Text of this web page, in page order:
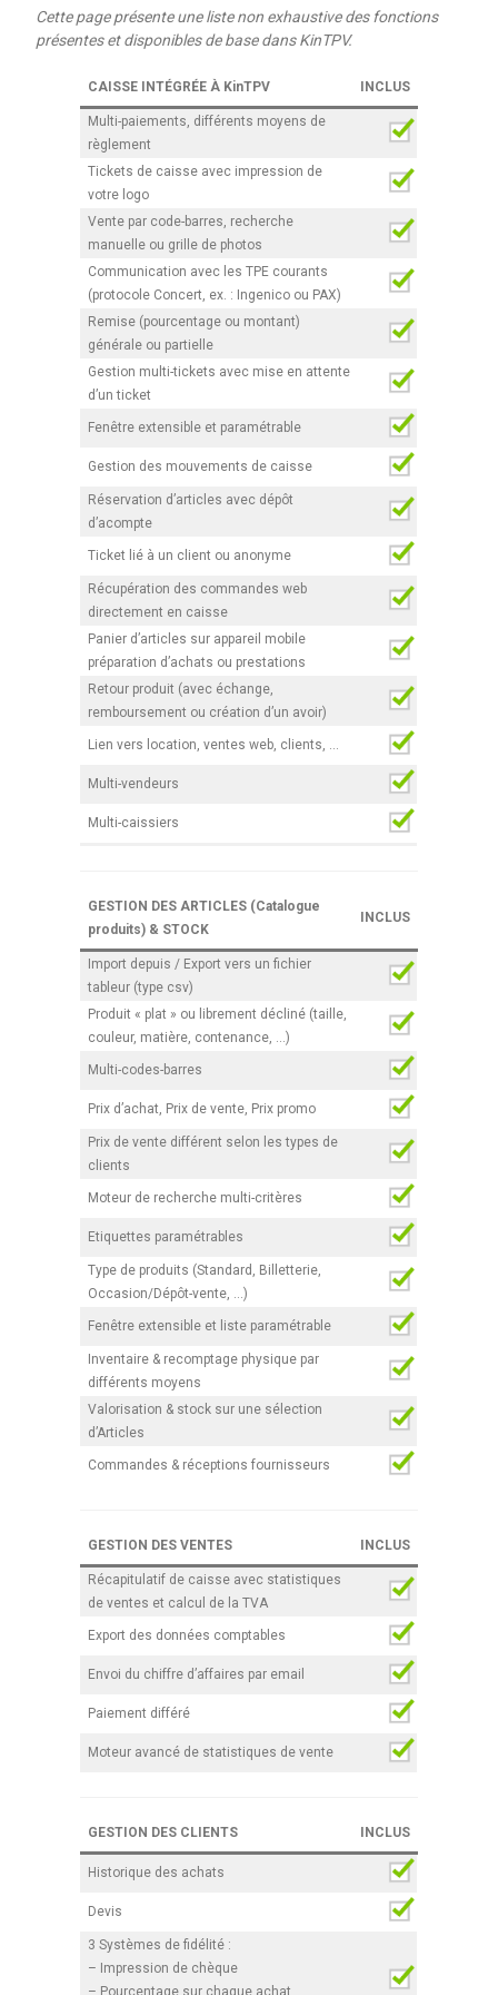
Cette page présente une liste non exhaustive des fonctions
présentes et disponibles de base dans KinTPV.
CAISSE INTÉGRÉE À KinTPV INCLUS
Multi-paiements, différents moyens de
règlement
Tickets de caisse avec impression de
votre logo
Vente par code-barres, recherche
manuelle ou grille de photos
Communication avec les TPE courants
(protocole Concert, ex. : Ingenico ou PAX)
Remise (pourcentage ou montant)
générale ou partielle
Gestion multi-tickets avec mise en attente
d’un ticket
Fenêtre extensible et paramétrable
Gestion des mouvements de caisse
Réservation d’articles avec dépôt
d’acompte
Ticket lié à un client ou anonyme
Récupération des commandes web
directement en caisse
Panier d’articles sur appareil mobile
préparation d’achats ou prestations
Retour produit (avec échange,
remboursement ou création d’un avoir)
Lien vers location, ventes web, clients, …
Multi-vendeurs
Multi-caissiers
GESTION DES ARTICLES (Catalogue
produits) & STOCK
INCLUS
Import depuis / Export vers un fichier
tableur (type csv)
Produit « plat » ou librement décliné (taille,
couleur, matière, contenance, …)
Multi-codes-barres
Prix d’achat, Prix de vente, Prix promo
Prix de vente différent selon les types de
clients
Moteur de recherche multi-critères
Etiquettes paramétrables
Type de produits (Standard, Billetterie,
Occasion/Dépôt-vente, …)
Fenêtre extensible et liste paramétrable
Inventaire & recomptage physique par
différents moyens
Valorisation & stock sur une sélection
d’Articles
Commandes & réceptions fournisseurs
GESTION DES VENTES INCLUS
Récapitulatif de caisse avec statistiques
de ventes et calcul de la TVA
Export des données comptables
Envoi du chiffre d’affaires par email
Paiement différé
Moteur avancé de statistiques de vente
GESTION DES CLIENTS INCLUS
Historique des achats
Devis
3 Systèmes de fidélité :
– Impression de chèque
– Pourcentage sur chaque achat